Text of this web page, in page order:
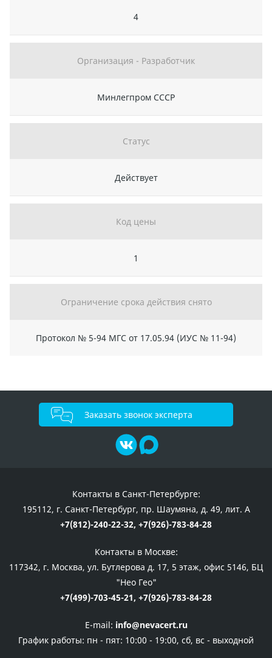
4
Организация - Разработчик
Минлегпром СССР
Статус
Действует
Код цены
1
Ограничение срока действия снято
Протокол № 5-94 МГС от 17.05.94 (ИУС № 11-94)
Заказать звонок эксперта
Контакты в Санкт-Петербурге:
195112, г. Санкт-Петербург, пр. Шаумяна, д. 49, лит. А
+7(812)-240-22-32, +7(926)-783-84-28
Контакты в Москве:
117342, г. Москва, ул. Бутлерова д. 17, 5 этаж, офис 5146, БЦ
"Нео Гео"
+7(499)-703-45-21, +7(926)-783-84-28
E-mail: info@nevacert.ru
График работы: пн - пят: 10:00 - 19:00, сб, вс - выходной